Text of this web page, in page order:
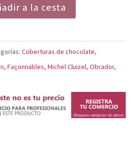
a la cesta
Coberturas de chocolate,
,Façonnables,Michel Cluizel,Obrador,